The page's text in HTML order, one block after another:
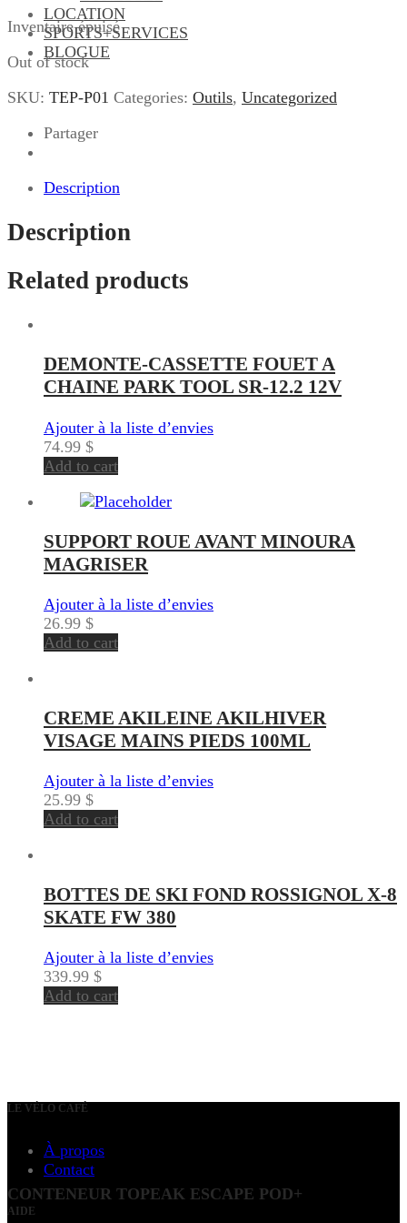
LOCATION
SPORTS+SERVICES
BLOGUE
Inventaire épuisé
Out of stock
SKU: TEP-P01 Categories: Outils, Uncategorized
Partager
Description
Description
Related products
DEMONTE-CASSETTE FOUET A
CHAINE PARK TOOL SR-12.2 12V
Ajouter à la liste d’envies
74.99 $
Add to cart
SUPPORT ROUE AVANT MINOURA
MAGRISER
Ajouter à la liste d’envies
26.99 $
Add to cart
CREME AKILEINE AKILHIVER
VISAGE MAINS PIEDS 100ML
Ajouter à la liste d’envies
25.99 $
Add to cart
BOTTES DE SKI FOND ROSSIGNOL X-8
SKATE FW 380
Ajouter à la liste d’envies
339.99 $
Add to cart
CONTENEUR TOPEAK ESCAPE POD+
LE VÉLO CAFÉ
À propos
Contact
AIDE